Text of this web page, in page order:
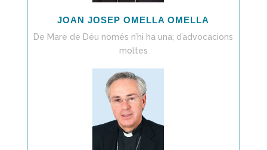
JOAN JOSEP OMELLA OMELLA
De Mare de Déu només n’hi ha una; d’advocacions
moltes